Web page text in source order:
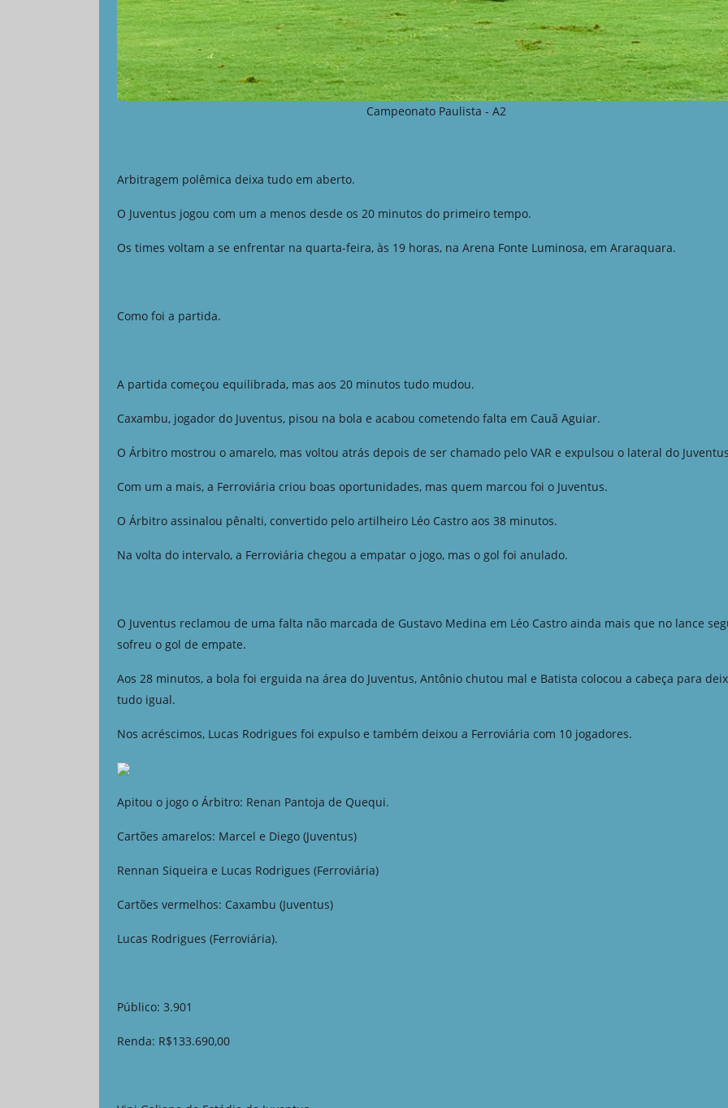
Campeonato Paulista - A2
Arbitragem polêmica deixa tudo em aberto.
O Juventus jogou com um a menos desde os 20 minutos do primeiro tempo.
Os times voltam a se enfrentar na quarta-feira, às 19 horas, na Arena Fonte Luminosa, em Araraquara.
Como foi a partida.
A partida começou equilibrada, mas aos 20 minutos tudo mudou.
Caxambu, jogador do Juventus, pisou na bola e acabou cometendo falta em Cauã Aguiar.
O Árbitro mostrou o amarelo, mas voltou atrás depois de ser chamado pelo VAR e expulsou o lateral do
Com um a mais, a Ferroviária criou boas oportunidades, mas quem marcou foi o Juventus.
O Árbitro assinalou pênalti, convertido pelo artilheiro Léo Castro aos 38 minutos.
Na volta do intervalo, a Ferroviária chegou a empatar o jogo, mas o gol foi anulado.
O Juventus reclamou de uma falta não marcada de Gustavo Medina em Léo Castro ainda mais que no lance
sofreu o gol de empate.
Aos 28 minutos, a bola foi erguida na área do Juventus, Antônio chutou mal e Batista colocou a cabeça para
tudo igual.
Nos acréscimos, Lucas Rodrigues foi expulso e também deixou a Ferroviária com 10 jogadores.
Apitou o jogo o Árbitro: Renan Pantoja de Quequi.
Cartões amarelos: Marcel e Diego (Juventus)
Rennan Siqueira e Lucas Rodrigues (Ferroviária)
Cartões vermelhos: Caxambu (Juventus)
Lucas Rodrigues (Ferroviária).
Público: 3.901
Renda: R$133.690,00